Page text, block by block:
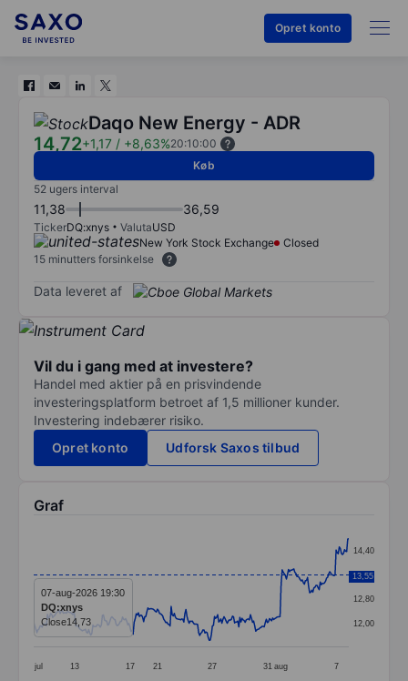
Opret konto
Daqo New Energy - ADR
14,72+1,17 / +8,63%20:10:00
Køb
52 ugers interval
11,38 36,59
TickerDQ:xnys ValutaUSD
New York Stock Exchange
Closed
15 minutters forsinkelse
Data leveret af
Vil du i gang med at investere?
Handel med aktier på en prisvindende
investeringsplatform betroet af 1,5 millioner kunder.
Investering indebærer risiko.
Opret konto
Udforsk Saxos tilbud
Graf
The chart has 1 X axis displaying categories.
The chart has 1 Y axis displaying values. Data ranges
jul 13 17 21 27 31 aug 7
12,00
12,80
13,60
14,40
13,55
07-aug-2026 19:30
DQ:xnys
Close14,73